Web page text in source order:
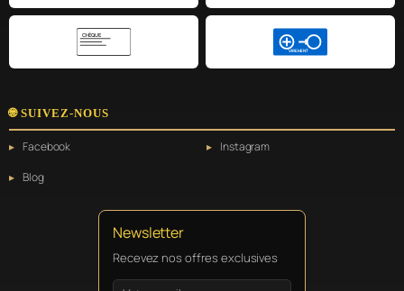
CHÈQUE
VIREMENT
🌐 SUIVEZ-NOUS
Facebook
Instagram
Blog
Newsletter
Recevez nos offres exclusives